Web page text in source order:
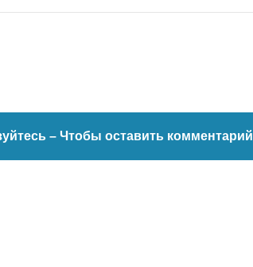
– Чтобы оставить комментарий